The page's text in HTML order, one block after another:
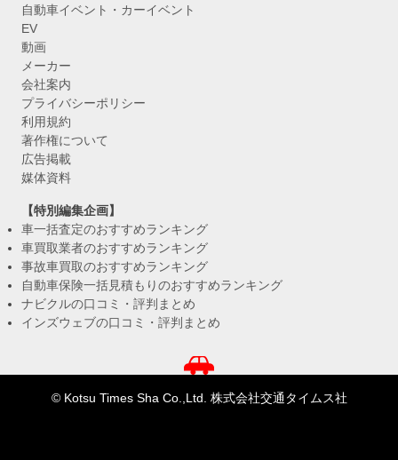
自動車イベント・カーイベント
EV
動画
メーカー
会社案内
プライバシーポリシー
利用規約
著作権について
広告掲載
媒体資料
【特別編集企画】
車一括査定のおすすめランキング
車買取業者のおすすめランキング
事故車買取のおすすめランキング
自動車保険一括見積もりのおすすめランキング
ナビクルの口コミ・評判まとめ
インズウェブの口コミ・評判まとめ
© Kotsu Times Sha Co.,Ltd. 株式会社交通タイムス社